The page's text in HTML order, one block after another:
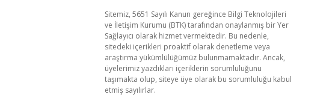
Sitemiz, 5651 Sayılı Kanun gereğince Bilgi Teknolojileri
ve İletişim Kurumu (BTK) tarafından onaylanmış bir Yer
Sağlayıcı olarak hizmet vermektedir. Bu nedenle,
sitedeki içerikleri proaktif olarak denetleme veya
araştırma yükümlülüğümüz bulunmamaktadır. Ancak,
üyelerimiz yazdıkları içeriklerin sorumluluğunu
taşımakta olup, siteye üye olarak bu sorumluluğu kabul
etmiş sayılırlar.